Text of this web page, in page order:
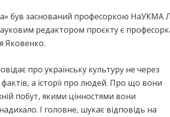
був заснований професоркою НаУКМА
редактором проєкту є
Яковенко.
про українську культуру не через
фактів, а історії про людей. Про що вони
побут, якими цінностями вони
І головне, шукає відповідь на